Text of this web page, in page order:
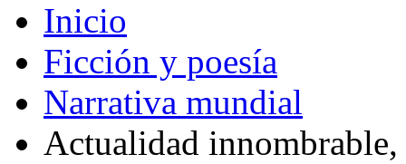
Inicio
Ficción y poesía
Narrativa mundial
Actualidad